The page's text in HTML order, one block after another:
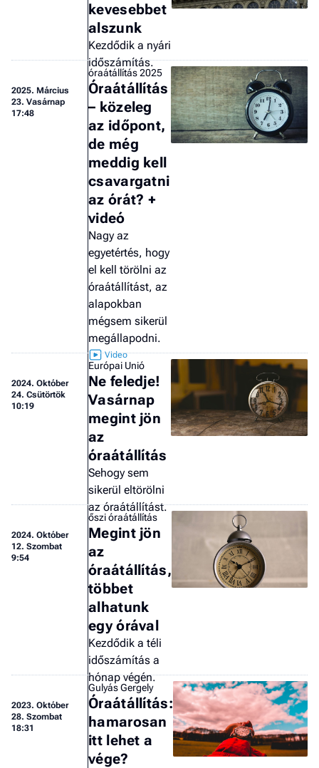
kevesebbet
alszunk
Kezdődik a nyári
időszámítás.
2025. Március
23. Vasárnap
17:48
óraátállítás 2025
Óraátállítás
– közeleg
az időpont,
de még
meddig kell
csavargatni
az órát? +
videó
Nagy az
egyetértés, hogy
el kell törölni az
óraátállítást, az
alapokban
mégsem sikerül
megállapodni.
2024. Október
24. Csütörtök
10:19
Európai Unió
Ne feledje!
Vasárnap
megint jön
az
óraátállítás
Sehogy sem
sikerül eltörölni
az óraátállítást.
2024. Október
12. Szombat
9:54
őszi óraátállítás
Megint jön
az
óraátállítás,
többet
alhatunk
egy órával
Kezdődik a téli
időszámítás a
hónap végén.
2023. Október
28. Szombat
18:31
Gulyás Gergely
Óraátállítás:
hamarosan
itt lehet a
vége?